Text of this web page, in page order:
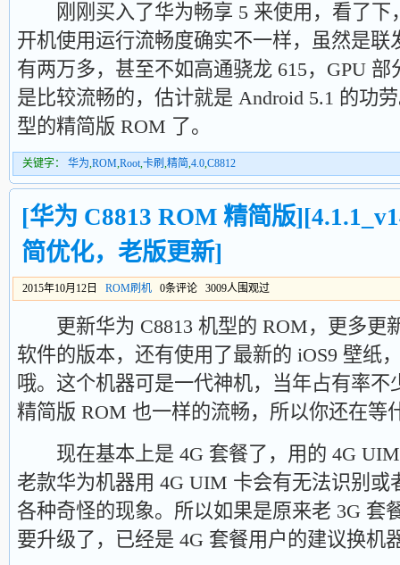
刚刚买入了华为畅享 5 来使用，看了下
开机使用运行流畅度确实不一样，虽然是联
有两万多，甚至不如高通骁龙 615，GPU
是比较流畅的，估计就是 Android 5.1 的功
型的精简版 ROM 了。
关键字： 华为,ROM,Root,卡刷 ,精简,4.0,C8812
[华为 C8813 ROM 精简版
简优化，老版更新]
2015年10月12日 ROM刷机 0条评论 3009人围观过
更新华为 C8813 机型的 ROM，更多更
软件的版本，还有使用了最新的 iOS9 壁纸
哦。这个机器可是一代神机，当年占有率不
精简版 ROM 也一样的流畅，所以你还在等
现在基本上是 4G 套餐了，用的 4G UIM
老款华为机器用 4G UIM 卡会有无法识别或
各种奇怪的现象。所以如果是原来老 3G 套
要升级了，已经是 4G 套餐用户的建议换机